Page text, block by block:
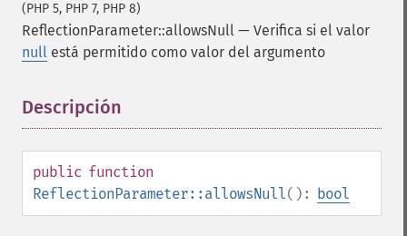
(PHP 5, PHP 7, PHP 8)
ReflectionParameter::allowsNull — Verifica si el valor
null está permitido como valor del argumento
Descripción
public function
ReflectionParameter::allowsNull(): bool